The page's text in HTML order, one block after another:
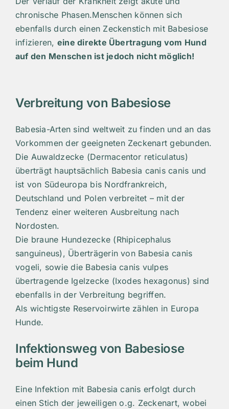
chronische Phasen.Menschen können sich
ebenfalls durch einen Zeckenstich mit Babesiose
infizieren, eine direkte Übertragung vom Hund
auf den Menschen ist jedoch nicht möglich!
Verbreitung von Babesiose
Babesia-Arten sind weltweit zu finden und an das
Vorkommen der geeigneten Zeckenart gebunden.
Die Auwaldzecke (Dermacentor reticulatus)
überträgt hauptsächlich Babesia canis canis und
ist von Südeuropa bis Nordfrankreich,
Deutschland und Polen verbreitet – mit der
Tendenz einer weiteren Ausbreitung nach
Nordosten.
Die braune Hundezecke (Rhipicephalus
sanguineus), Überträgerin von Babesia canis
vogeli, sowie die Babesia canis vulpes
übertragende Igelzecke (Ixodes hexagonus) sind
ebenfalls in der Verbreitung begriffen.
Als wichtigste Reservoirwirte zählen in Europa
Hunde.
Infektionsweg von Babesiose
beim Hund
Eine Infektion mit Babesia canis erfolgt durch
einen Stich der jeweiligen o.g. Zeckenart, wobei